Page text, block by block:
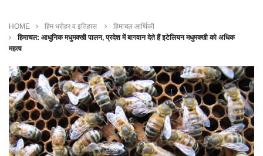
HOME हिम धरोहर व इतिहास
हिमाचल आर्थिकी
हिमाचल: आधुनिक मधुमक्खी पालन, प्रदेश में बागवान देते हैं इटेलियन मधुमक्खी को अधिक
महत्व